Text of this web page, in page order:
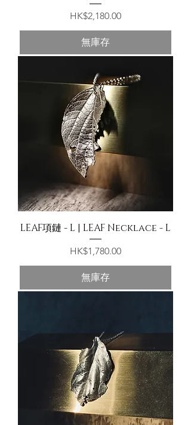
價格
HK$2,180.00
無庫存
LEAF項鏈 - L | LEAF Necklace - L
價格
HK$1,780.00
無庫存